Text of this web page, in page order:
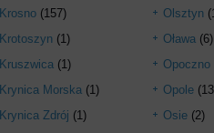
Krosno (157)
Krotoszyn (1)
Kruszwica (1)
Krynica Morska (1)
Krynica Zdrój (1)
Olsztyn
Oława (6)
Opoczno
Opole
Osie (2)